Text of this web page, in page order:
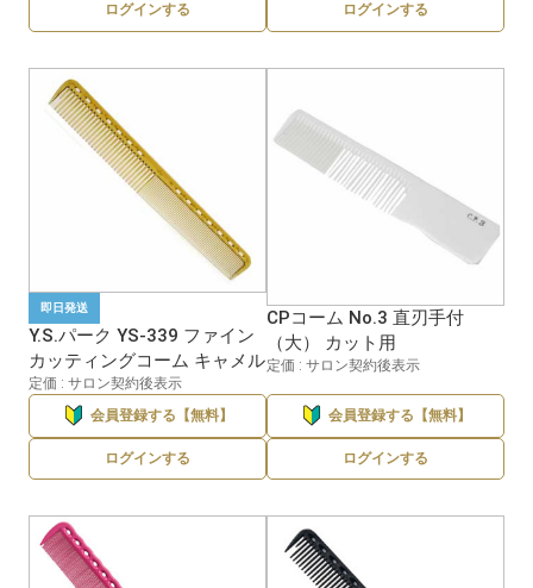
ログインする ログインする
即日発送
Y.S.パーク YS-339 ファイン
カッティングコーム キャメル
定価 : サロン契約後表示
会員登録する【無料】
ログインする
CPコーム No.3 直刃手付
（大） カット用
定価 : サロン契約後表示
会員登録する【無料】
ログインする